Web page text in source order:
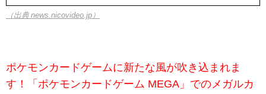
（出典 news.nicovideo.jp）
ポケモンカードゲームに新たな風が吹き込まれま
す！「ポケモンカードゲーム MEGA」でのメガルカ